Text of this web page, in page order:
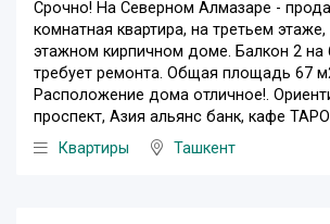
Срочно! На Северном Алмазаре -
комнатная квартира, на третьем
этажном кирпичном доме. Балкон 2 на
требует ремонта. Общая площадь 67
Расположение дома отличное!.
проспект, Азия альянс банк, кафе
Квартиры
Ташкент